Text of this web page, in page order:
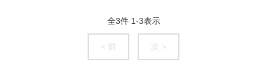
全3件 1-3表示
< 前 次 >